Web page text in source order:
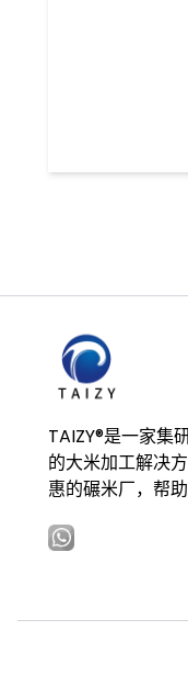
TAIZY®是一家集
的大米加工解决
惠的碾米厂，帮